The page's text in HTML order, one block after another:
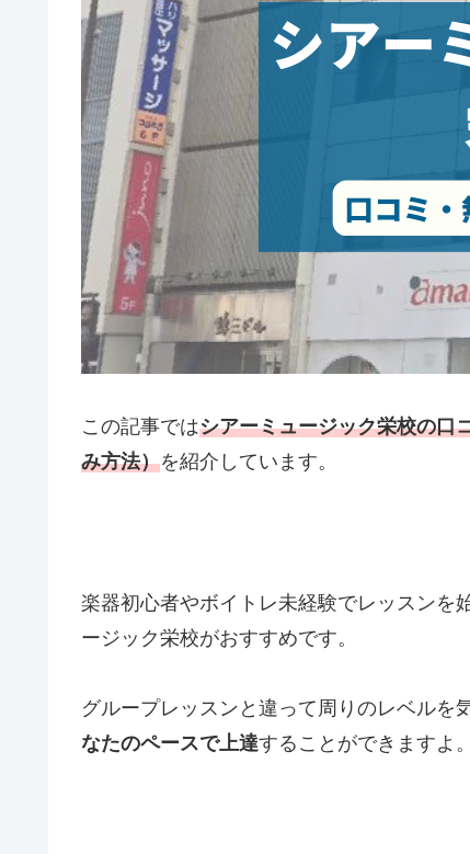
この記事ではシアーミュージック栄校の口
み方法）を紹介しています。
楽器初心者やボイトレ未経験でレッスンを
ージック栄校がおすすめです。
グループレッスンと違って周りのレベルを
なたのペースで上達することができますよ。